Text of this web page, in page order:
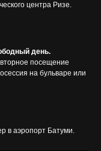
центра Ризе.
день.
посещение
на бульваре или
в аэропорт Батуми.